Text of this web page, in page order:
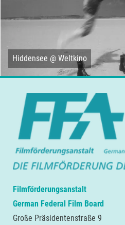
Hiddensee @ Weltkino
Filmförderungsanstalt
German Federal Film Board
Große Präsidentenstraße 9